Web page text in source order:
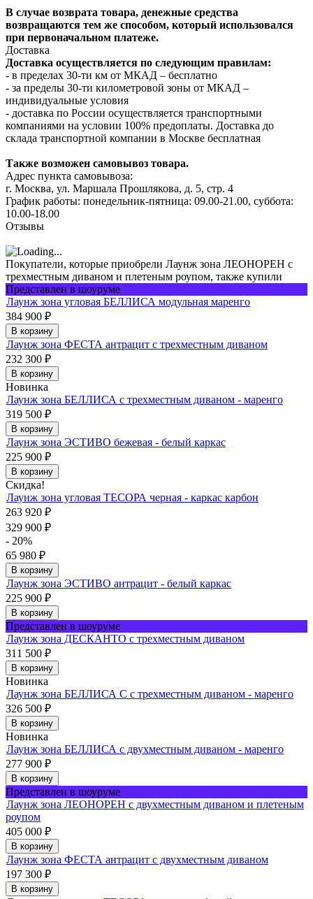
В случае возврата товара, денежные средства
возвращаются тем же способом, который использовался
при первоначальном платеже.
Доставка
Доставка осуществляется по следующим правилам:
- в пределах 30-ти км от МКАД – бесплатно
- за пределы 30-ти километровой зоны от МКАД –
индивидуальные условия
- доставка по России осуществляется транспортными
компаниями на условии 100% предоплаты. Доставка до
склада транспортной компании в Москве бесплатная
Также возможен самовывоз товара.
Адрес пункта самовывоза:
г. Москва, ул. Маршала Прошлякова, д. 5, стр. 4
График работы: понедельник-пятница: 09.00-21.00, суббота:
10.00-18.00
Отзывы
Покупатели, которые приобрели Лаунж зона ЛЕОНОРЕН с
трехместным диваном и плетеным роупом, также купили
Представлен в шоуруме
Лаунж зона угловая БЕЛЛИСА модульная маренго
384 900 ₽
В корзину
Лаунж зона ФЕСТА антрацит с трехместным диваном
232 300 ₽
В корзину
Новинка
Лаунж зона БЕЛЛИСА с трехместным диваном - маренго
319 500 ₽
В корзину
Лаунж зона ЭСТИВО бежевая - белый каркас
225 900 ₽
В корзину
Скидка!
Лаунж зона угловая ТЕСОРА черная - каркас карбон
263 920 ₽
329 900 ₽
- 20%
65 980 ₽
В корзину
Лаунж зона ЭСТИВО антрацит - белый каркас
225 900 ₽
В корзину
Представлен в шоуруме
Лаунж зона ДЕСКАНТО с трехместным диваном
311 500 ₽
В корзину
Новинка
Лаунж зона БЕЛЛИСА С с трехместным диваном - маренго
326 500 ₽
В корзину
Новинка
Лаунж зона БЕЛЛИСА с двухместным диваном - маренго
277 900 ₽
В корзину
Представлен в шоуруме
Лаунж зона ЛЕОНОРЕН с двухместным диваном и плетеным
роупом
405 000 ₽
В корзину
Лаунж зона ФЕСТА антрацит с двухместным диваном
197 300 ₽
В корзину